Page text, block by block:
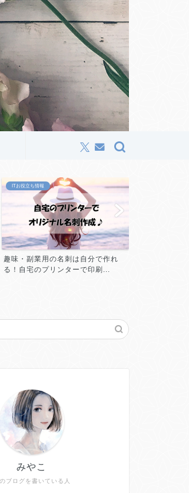
ITお役立ち情報
趣味・副業用の名刺は自分で作れ
る！自宅のプリンターで印刷...
ブログを書いている人
みやこ